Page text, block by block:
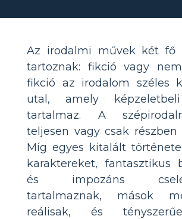
Az irodalmi művek két fő
tartoznak: fikció vagy
fikció az irodalom széles
utal, amely
tartalmaz. A
teljesen vagy csak részben
Míg egyes kitalált
karaktereket, fantasztikus
és impozáns
tartalmaznak, mások
reálisak, és